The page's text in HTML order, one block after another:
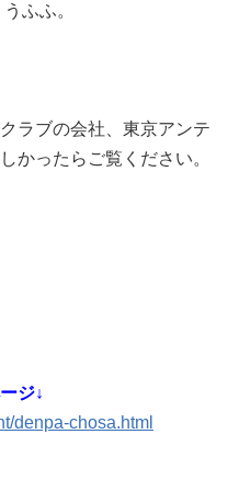
ふふ。
ラブの会社、東京アンテ
かったらご覧ください。
ジ↓
denpa-chosa.html